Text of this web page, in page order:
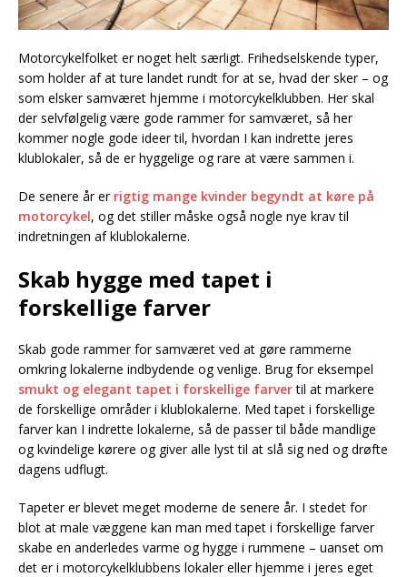
Motorcykelfolket er noget helt særligt. Frihedselskende typer,
som holder af at ture landet rundt for at se, hvad der sker – og
som elsker samværet hjemme i motorcykelklubben. Her skal
der selvfølgelig være gode rammer for samværet, så her
kommer nogle gode ideer til, hvordan I kan indrette jeres
klublokaler, så de er hyggelige og rare at være sammen i.
De senere år er rigtig mange kvinder begyndt at køre på
motorcykel, og det stiller måske også nogle nye krav til
indretningen af klublokalerne.
Skab hygge med tapet i
forskellige farver
Skab gode rammer for samværet ved at gøre rammerne
omkring lokalerne indbydende og venlige. Brug for eksempel
smukt og elegant tapet i forskellige farvertil at markere
de forskellige områder i klublokalerne. Med tapet i forskellige
farver kan I indrette lokalerne, så de passer til både mandlige
og kvindelige kørere og giver alle lyst til at slå sig ned og drøfte
dagens udflugt.
Tapeter er blevet meget moderne de senere år. I stedet for
blot at male væggene kan man med tapet i forskellige farver
skabe en anderledes varme og hygge i rummene – uanset om
det er i motorcykelklubbens lokaler eller hjemme i jeres eget